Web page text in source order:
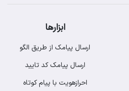
ابزارها
ارسال پیامک از طریق الگو
ارسال پیامک کد تایید
احرازهویت با پیام کوتاه